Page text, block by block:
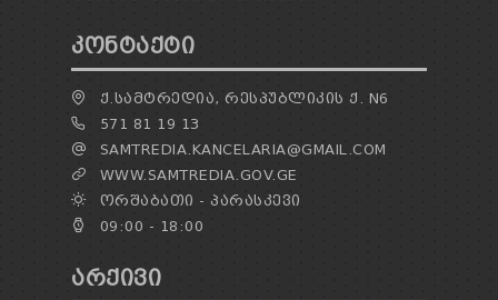
ᲙᲝᲜᲢᲐᲥᲢᲘ
Ქ.ᲡᲐᲛᲢᲠᲔᲓᲘᲐ, ᲠᲔᲡᲞᲣᲑᲚᲘᲙᲘᲡ Ქ. N6
571 81 19 13
SAMTREDIA.KANCELARIA@GMAIL.COM
WWW.SAMTREDIA.GOV.GE
ᲝᲠᲨᲐᲑᲐᲗᲘ - ᲞᲐᲠᲐᲡᲙᲔᲕᲘ
09:00 - 18:00
ᲐᲠᲥᲘᲕᲘ